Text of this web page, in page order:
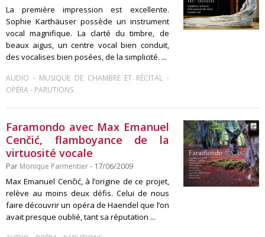
La première impression est excellente.
Sophie Karthäuser possède un instrument
vocal magnifique. La clarté du timbre, de
beaux aigus, un centre vocal bien conduit,
des vocalises bien posées, de la simplicité. ...
AUDIO - MUSIQUE DE CHAMBRE ET RÉCITAL-
OPÉRA- PARUTIONS
Faramondo avec Max Emanuel
Cenčić, flamboyance de la
virtuosité vocale
Par Monique Parmentier- 17/06/2009
Max Emanuel Cenčić, à l’origine de ce projet,
relève au moins deux défis. Celui de nous
faire découvrir un opéra de Haendel que l’on
avait presque oublié, tant sa réputation ...